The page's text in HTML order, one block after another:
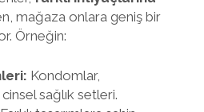
mağaza onlara geniş bir
Örneğin:
Kondomlar,
cinsel sağlık setleri.